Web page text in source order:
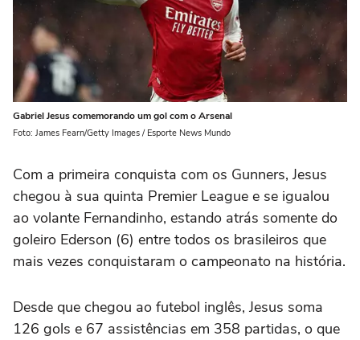
Gabriel Jesus comemorando um gol com o Arsenal
Foto: James Fearn/Getty Images / Esporte News Mundo
Com a primeira conquista com os Gunners, Jesus
chegou à sua quinta Premier League e se igualou
ao volante Fernandinho, estando atrás somente do
goleiro Ederson (6) entre todos os brasileiros que
mais vezes conquistaram o campeonato na história.
Desde que chegou ao futebol inglês, Jesus soma
126 gols e 67 assistências em 358 partidas, o que